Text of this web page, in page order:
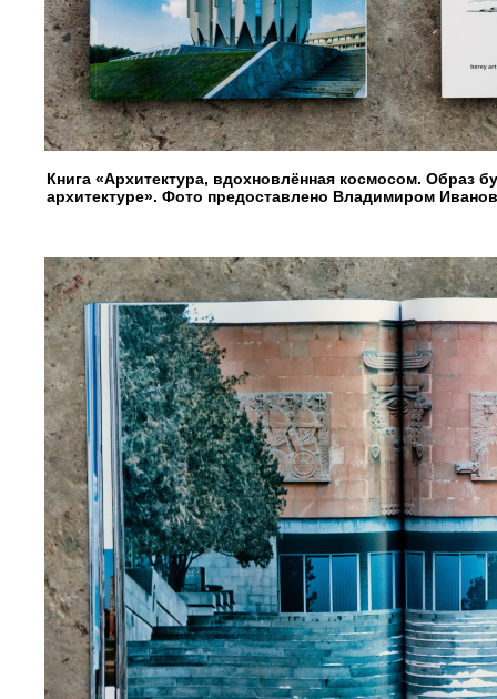
Книга «Архитектура, вдохновлённая космосом. Образ
архитектуре». Фото предоставлено Владимиром